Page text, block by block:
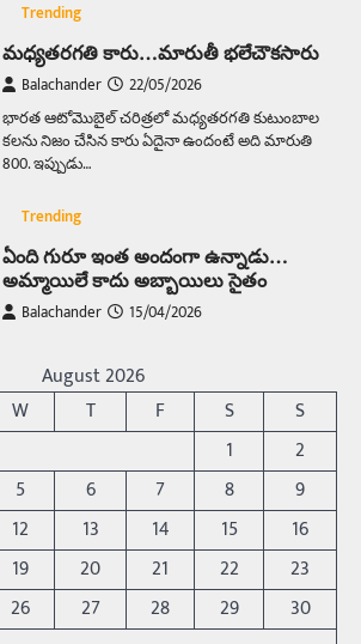
Trending
మధ్యతరగతి కారు…మారుతీ భలేచౌకసారు
Balachander 22/05/2026
భారత ఆటోమొబైల్ చరిత్రలో మధ్యతరగతి కుటుంబాల
కలను నిజం చేసిన కారు ఏదైనా ఉందంటే అది మారుతి
800. ఇప్పుడు…
Trending
ఏంది గురూ ఇంత అందంగా ఉన్నాడు…
అమ్మాయిలే కాదు అబ్బాయిలు సైతం
Balachander 15/04/2026
బోమ్మ అని పిలుస్తాం. స్పెయిన్‌ అమ్మాయిలు చాలా
అందంగా ఉంటారనే నానుడి…
రోడ్డుపై ఏరులై పారిన బీర్లు… ఘాటుతో
మండుతున్న నోర్లు
Balachander 15/04/2026
ఉత్తర ప్రదేశ్‌లోని ఝాన్సీ జిల్లాలో ఒక వింతైన రోడ్డు
ప్రమాదం చోటుచేసుకుంది. ఝాన్సీ–కాన్పూర్ జాతీయ
రహదారిపై వేల సంఖ్యలో బీరు…
August 2026
W T F S
S
1
2
5 6 7 8
9
12 13 14 15
16
19 20 21 22
23
26 27 28 29
30